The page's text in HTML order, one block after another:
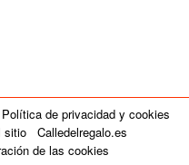
Política de privacidad y cookies
sitio
Calledelregalo.es
de las cookies